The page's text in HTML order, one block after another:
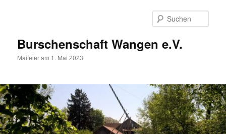
Burschenschaft Wangen e.V.
Maifeier am 1. Mai 2023